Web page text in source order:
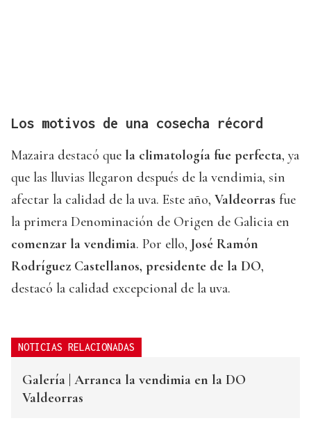
Los motivos de una cosecha récord
Mazaira destacó que la climatología fue perfecta, ya
que las lluvias llegaron después de la vendimia, sin
afectar la calidad de la uva. Este año, Valdeorras fue
la primera Denominación de Origen de Galicia en
comenzar la vendimia. Por ello, José Ramón
Rodríguez Castellanos, presidente de la DO,
destacó la calidad excepcional de la uva.
NOTICIAS RELACIONADAS
Galería | Arranca la vendimia en la DO
Valdeorras